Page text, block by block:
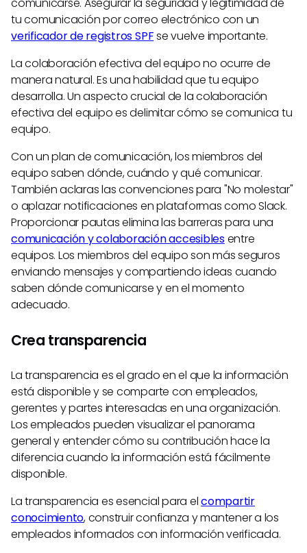
tu comunicación por correo electrónico con un
verificador de registros SPFse vuelve importante.
La colaboración efectiva del equipo no ocurre de
manera natural. Es una habilidad que tu equipo
desarrolla. Un aspecto crucial de la colaboración
efectiva del equipo es delimitar cómo se comunica tu
equipo.
Con un plan de comunicación, los miembros del
equipo saben dónde, cuándo y qué comunicar.
También aclaras las convenciones para "No molestar"
o aplazar notificaciones en plataformas como Slack.
Proporcionar pautas elimina las barreras para una
comunicación y colaboración accesiblesentre
equipos. Los miembros del equipo son más seguros
enviando mensajes y compartiendo ideas cuando
saben dónde comunicarse y en el momento
adecuado.
Crea transparencia
La transparencia es el grado en el que la información
está disponible y se comparte con empleados,
gerentes y partes interesadas en una organización.
Los empleados pueden visualizar el panorama
general y entender cómo su contribución hace la
diferencia cuando la información está fácilmente
disponible.
La transparencia es esencial para elcompartir
conocimiento, construir confianza y mantener a los
empleados informados con información verificada.